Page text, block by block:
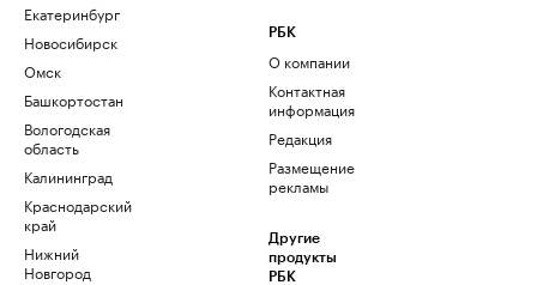
Екатеринбург
Новосибирск
Омск
Башкортостан
Вологодская
область
Калининград
Краснодарский
край
Нижний
Новгород
РБК
О компании
Контактная
информация
Редакция
Размещение
рекламы
Другие
продукты
РБК